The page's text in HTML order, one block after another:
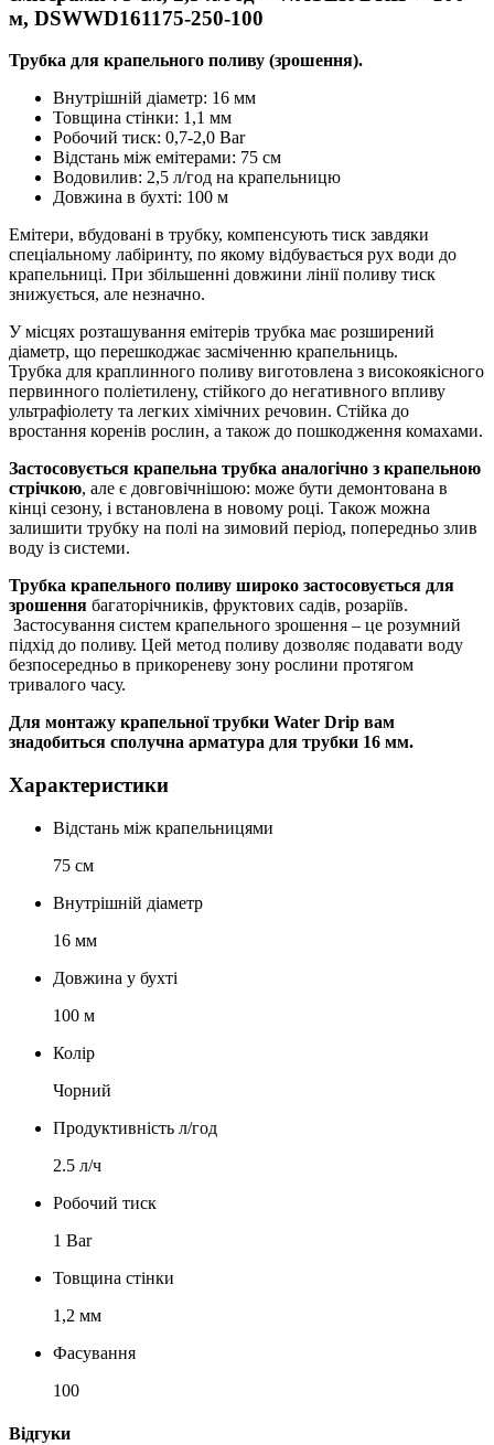
м, DSWWD161175-250-100
Трубка для крапельного поливу (зрошення).
Внутрішній діаметр: 16 мм
Товщина стінки: 1,1 мм
Робочий тиск: 0,7-2,0 Bar
Відстань між емітерами: 75 см
Водовилив: 2,5 л/год на крапельницю
Довжина в бухті: 100 м
Емітери, вбудовані в трубку, компенсують тиск завдяки
спеціальному лабіринту, по якому відбувається рух води до
крапельниці. При збільшенні довжини лінії поливу тиск
знижується, але незначно.
У місцях розташування емітерів трубка має розширений
діаметр, що перешкоджає засміченню крапельниць.
Трубка для краплинного поливу виготовлена ​​з високоякісного
первинного поліетилену, стійкого до негативного впливу
ультрафіолету та легких хімічних речовин. Стійка до
вростання коренів рослин, а також до пошкодження комахами.
Застосовується крапельна трубка аналогічно з крапельною
стрічкою, але є довговічнішою: може бути демонтована в
кінці сезону, і встановлена ​​в новому році. Також можна
залишити трубку на полі на зимовий період, попередньо злив
воду із системи.
Трубка крапельного поливу широко застосовується для
зрошення багаторічників, фруктових садів, розаріїв.
Застосування систем крапельного зрошення – це розумний
підхід до поливу. Цей метод поливу дозволяє подавати воду
безпосередньо в прикореневу зону рослини протягом
тривалого часу.
Для монтажу крапельної трубки Water Drip вам
знадобиться сполучна арматура для трубки 16 мм.
Характеристики
Відстань між крапельницями
75 см
Внутрішній діаметр
16 мм
Довжина у бухті
100 м
Колір
Чорний
Продуктивність л/год
2.5 л/ч
Робочий тиск
1 Bar
Товщина стінки
1,2 мм
Фасування
100
Відгуки